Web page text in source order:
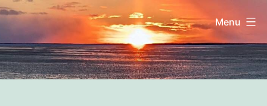
Skip
to
content
Nuudi
talu
Menu